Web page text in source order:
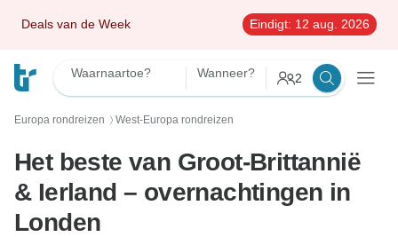
Deals van de Week Eindigt: 12 aug. 2026
Waarnaartoe? Wanneer? 2
Europa rondreizen 〉 West-Europa rondreizen
Het beste van Groot-Brittannië
& Ierland – overnachtingen in
Londen